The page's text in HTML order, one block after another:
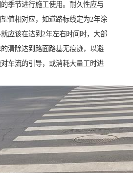
季节进行施工使用。耐久性应与
值相对应，如道路标线定为2年涂
应该在达到2年左右时间时，大部
清除达到路面路基无痕迹，以避
车流的引导，或消耗大量工时进